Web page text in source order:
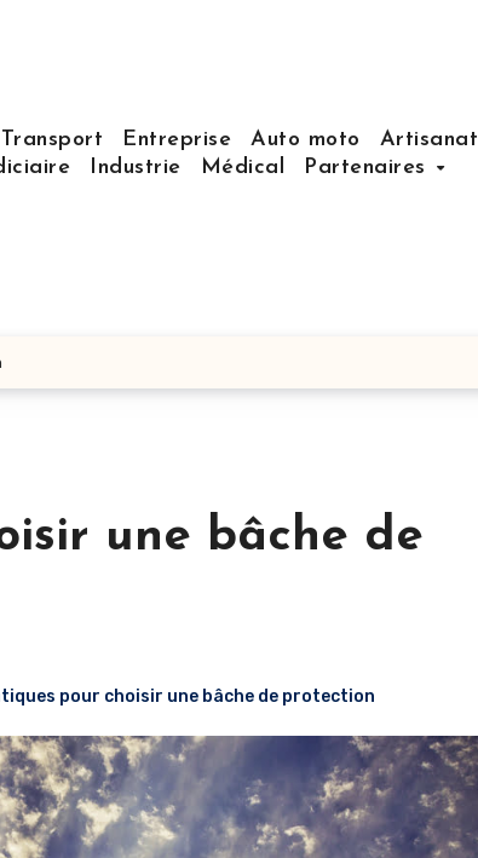
Transport Entreprise Auto moto Artisanat
Industrie Médical Partenaires
une bâche de
pour choisir une bâche de protection